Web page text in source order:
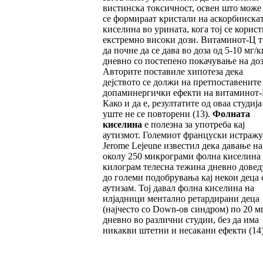
вистинска токсичност, освен што може
се формираат кристали на
киселина во урината, кога тој се
екстремно високи дози. Витаминот-Ц
да почне да се дава во доза од 5-10 мг/
дневно со постепено покачување на
Авторите поставиле хипотеза дека
дејството се должи на претпоставените
допаминергички ефекти на
Како и да е, резултатите од оваа студија
уште не се повторени (13). Фолната
киселина е полезна за употреба кај
аутизмот. Големиот француски
Jerome Lejeune известил дека давање на
околу 250 микрограми фолна киселина
килограм телесна тежина дневно
до големи подобрувања кај некои деца
аутизам. Тој давал фолна киселина на
илјадници ментално ретардирани деца
(најчесто со Down-ов синдром) по 20
дневно во различни студии, без да има
никакви штетни и несакани ефекти